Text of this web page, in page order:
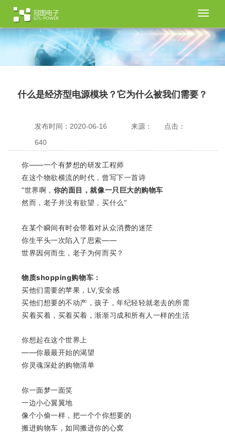
切
导
航
什么是经济型电源模块？它为什么被我们需要？
发布时间：2020-06-16 来源：
点击：
640
你——一个有梦想的研发工程师
在这个物欲横流的时代，曾写下一首诗
“世界啊， 你的面目，就像一只巨大的购物车
然而，老子并没有欲望，买什么”
在某个瞬间有时会带着对从众消费的迷茫
你生平头一次陷入了思索——
世界因何而生，老子为何而买？
物质shopping购物车：
买他们需要的苹果，LV,安全感
买他们想要的不动产，孩子，年纪轻轻就老去的所需
买着买着，买着买着，渐渐习成和所有人一样的生活
你想起在这个世界上
——你最最开始的渴望
你灵魂深处的购物清单
你一面梦一面笑
一边小心翼翼地
像个小偷一样，把一个个你想要的
搬进购物车，如同搬进你的心窝